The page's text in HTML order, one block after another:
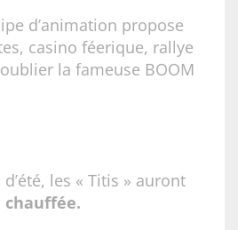
d’animation propose
casino féerique, rallye
la fameuse BOOM
les « Titis » auront
chauffée.